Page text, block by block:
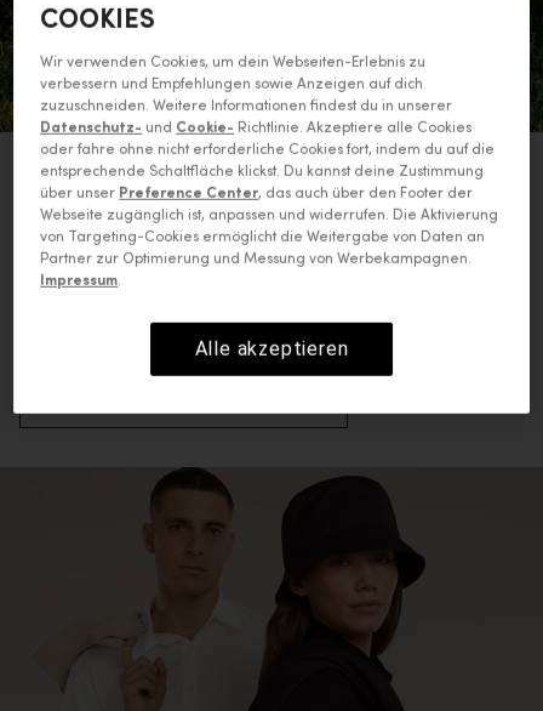
Die Kunst natürlicher Weichheit.
Aus unserer feinsten
Merinofasern, bietet
MerinoFine™ überragende
Weichheit.
COOKIES
Wir verwenden Cookies, um dein Webseiten-Erlebnis zu
verbessern und Empfehlungen sowie Anzeigen auf dich
zuzuschneiden. Weitere Informationen findest du in unserer
Datenschutz- und Cookie- Richtlinie. Akzeptiere alle Cookies
oder fahre ohne nicht erforderliche Cookies fort, indem du auf die
entsprechende Schaltfläche klickst. Du kannst deine Zustimmung
über unser Preference Center, das auch über den Footer der
Webseite zugänglich ist, anpassen und widerrufen. Die Aktivierung
von Targeting-Cookies ermöglicht die Weitergabe von Daten an
Partner zur Optimierung und Messung von Werbekampagnen.
Impressum.
Alle akzeptieren